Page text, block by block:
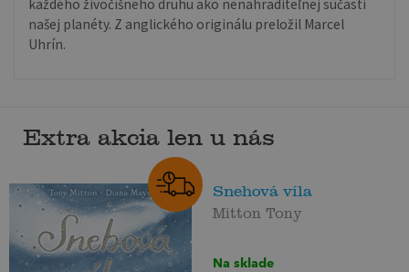
každého živočíšneho druhu ako nenahraditeľnej súčasti
našej planéty. Z anglického originálu preložil Marcel
Uhrín.
Extra akcia len u nás
Snehová víla
Mitton Tony
Na sklade